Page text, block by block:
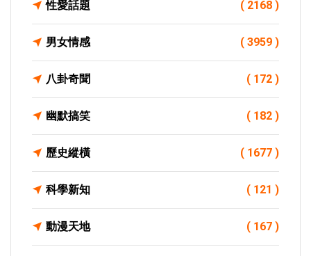
性愛話題 ( 2168 )
男女情感 ( 3959 )
八卦奇聞 ( 172 )
幽默搞笑 ( 182 )
歷史縱橫 ( 1677 )
科學新知 ( 121 )
動漫天地 ( 167 )